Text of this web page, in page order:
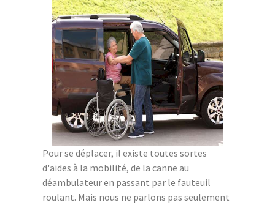
Pour se déplacer, il existe toutes sortes
d'aides à la mobilité, de la canne au
déambulateur en passant par le fauteuil
roulant. Mais nous ne parlons pas seulement